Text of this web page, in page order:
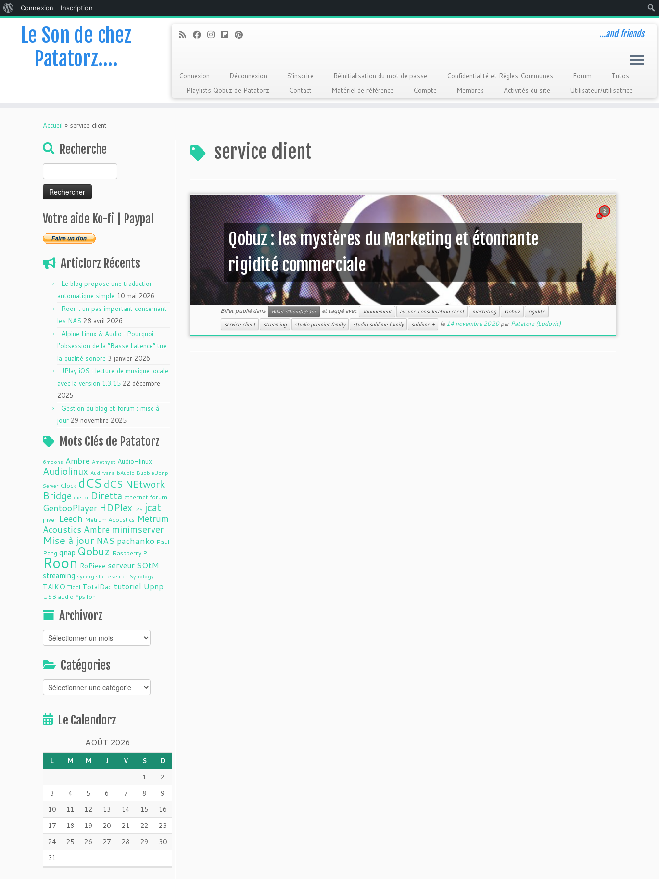
WordPress
Connexion
Inscription
Le Son de chez
Patatorz….
…and friends
Connexion Déconnexion S’inscrire Réinitialisation du mot de passe Confidentialité et Règles Communes Forum
Tutos
Playlists Qobuz de Patatorz
Contact Matériel de référence Compte Membres Activités du site Utilisateur/utilisatrice
Accueil » service client
Recherche
Votre aide Ko-fi | Paypal
Articlorz Récents
Le blog propose une traduction
automatique simple 10 mai 2026
Roon : un pas important concernant
les NAS 28 avril 2026
Alpine Linux & Audio : Pourquoi
l’obsession de la “Basse Latence” tue
la qualité sonore 3 janvier 2026
JPlay iOS : lecture de musique locale
avec la version 1.3.15 22 décembre
2025
Gestion du blog et forum : mise à
jour 29 novembre 2025
Mots Clés de Patatorz
6moons Ambre Amethyst Audio-linux
Audiolinux Audirvana bAudio BubbleUpnp
Server Clock dCS dCS NEtwork
Bridge dietpi Diretta ethernet forum
GentooPlayer HDPlex i2S jcat
jriver Leedh Metrum Acoustics Metrum
Acoustics Ambre minimserver
Mise à jour NAS pachanko Paul
Pang qnap Qobuz Raspberry Pi
Roon RoPieee serveur SOtM
streaming synergistic research Synology
TAIKO Tidal TotalDac tutoriel Upnp
USB audio Ypsilon
Archivorz
Archivorz
Catégories
Catégories
Le Calendorz
AOÛT 2026
L M M J V S
D
1
2
3
4 5 6 7 8
9
10
11 12 13 14 15
16
17
18 19 20 21 22
23
24
25 26 27 28 29
30
31
service client
2
Qobuz : les mystères du Marketing et étonnante
rigidité commerciale
Billet publié dans Billet d'hum(o/e)ur et taggé avec abonnement aucune considération client marketing Qobuz
rigidité
service client
streaming studio premier family studio sublime family sublime + le14 novembre 2020 parPatatorz (Ludovic)